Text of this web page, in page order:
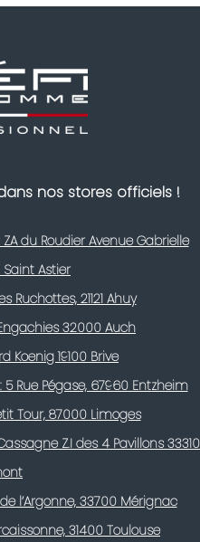
nos stores officiels !
du Roudier Avenue Gabrielle
Saint Astier
Ruchottes, 21121 Ahuy
32000 Auch
Koenig 19100 Brive
Rue Pégase, 67960 Entzheim
Tour, 87000 Limoges
Z.I des 4 Pavillons 33310
l’Argonne, 33700 Mérignac
31400 Toulouse